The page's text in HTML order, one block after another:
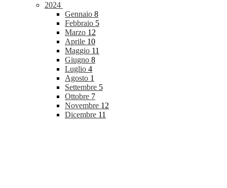
2024
Gennaio 8
Febbraio 5
Marzo 12
Aprile 10
Maggio 11
Giugno 8
Luglio 4
Agosto 1
Settembre 5
Ottobre 7
Novembre 12
Dicembre 11